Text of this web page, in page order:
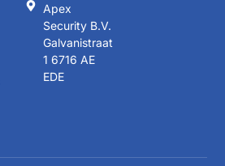
Apex
Security B.V.
Galvanistraat
1 6716 AE
EDE